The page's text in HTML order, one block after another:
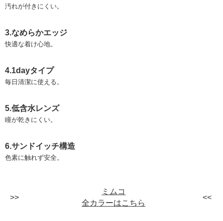
汚れが付きにくい。
3.なめらかエッジ
快適な着け心地。
4.1dayタイプ
毎日清潔に使える。
5.低含水レンズ
瞳が乾きにくい。
6.サンドイッチ構造
色素に触れず安全。
ミムコ
全カラーはこちら